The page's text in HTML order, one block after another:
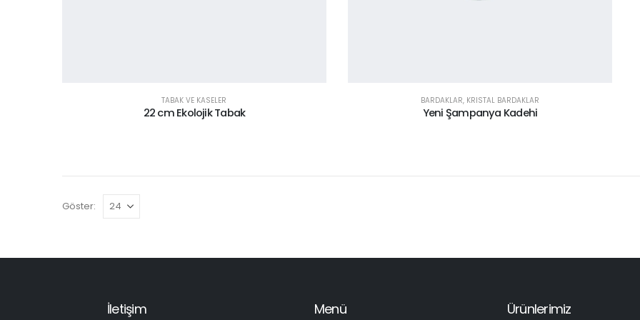
TABAK VE KASELER
22 cm Ekolojik Tabak
BARDAKLAR, KRISTAL BARDAKLAR
Yeni Şampanya Kadehi
Göster:
İletişim Menü Ürünlerimiz